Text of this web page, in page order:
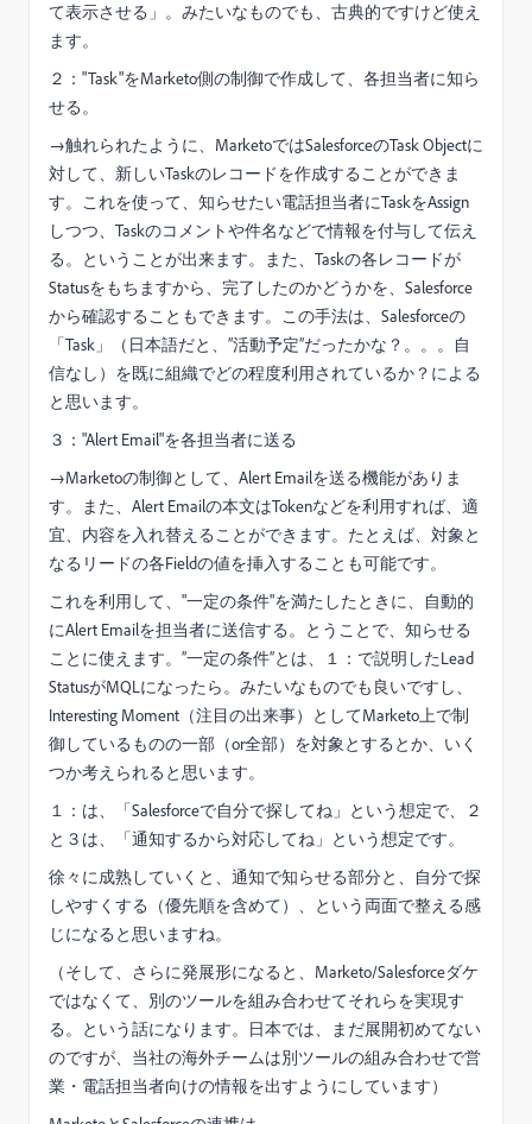
て表示させる」。みたいなものでも、古典的ですけど使え
ます。
２："Task"をMarketo側の制御で作成して、各担当者に知ら
せる。
→触れられたように、MarketoではSalesforceのTask Objectに
対して、新しいTaskのレコードを作成することができま
す。これを使って、知らせたい電話担当者にTaskをAssign
しつつ、Taskのコメントや件名などで情報を付与して伝え
る。ということが出来ます。また、Taskの各レコードが
Statusをもちますから、完了したのかどうかを、Salesforce
から確認することもできます。この手法は、Salesforceの
「Task」（日本語だと、”活動予定”だったかな？。。。自
信なし）を既に組織でどの程度利用されているか？による
と思います。
３："Alert Email"を各担当者に送る
→Marketoの制御として、Alert Emailを送る機能がありま
す。また、Alert Emailの本文はTokenなどを利用すれば、適
宜、内容を入れ替えることができます。たとえば、対象と
なるリードの各Fieldの値を挿入することも可能です。
これを利用して、"一定の条件"を満たしたときに、自動的
にAlert Emailを担当者に送信する。とうことで、知らせる
ことに使えます。”一定の条件”とは、１：で説明したLead
StatusがMQLになったら。みたいなものでも良いですし、
Interesting Moment（注目の出来事）としてMarketo上で制
御しているものの一部（or全部）を対象とするとか、いく
つか考えられると思います。
１：は、「Salesforceで自分で探してね」という想定で、２
と３は、「通知するから対応してね」という想定です。
徐々に成熟していくと、通知で知らせる部分と、自分で探
しやすくする（優先順を含めて）、という両面で整える感
じになると思いますね。
（そして、さらに発展形になると、Marketo/Salesforceダケ
ではなくて、別のツールを組み合わせてそれらを実現す
る。という話になります。日本では、まだ展開初めてない
のですが、当社の海外チームは別ツールの組み合わせで営
業・電話担当者向けの情報を出すようにしています）